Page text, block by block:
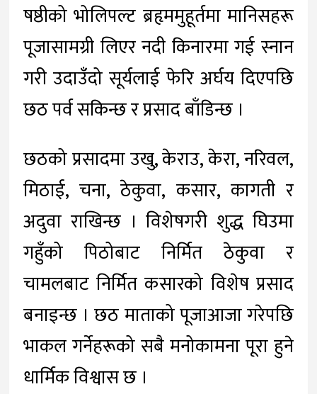
षष्ठीको भोलिपल्ट ब्रहृममुहूर्तमा मानिसहरू
पूजासामग्री लिएर नदी किनारमा गई स्नान
गरी उदाउँदो सूर्यलाई फेरि अर्घय दिएपछि
छठ पर्व सकिन्छ र प्रसाद बाँडिन्छ ।
छठको प्रसादमा उखु, केराउ, केरा, नरिवल,
मिठाई, चना, ठेकुवा, कसार, कागती र
अदुवा राखिन्छ । विशेषगरी शुद्ध घिउमा
गहुँको पिठोबाट निर्मित ठेकुवा र
चामलबाट निर्मित कसारको विशेष प्रसाद
बनाइन्छ । छठ माताको पूजाआजा गरेपछि
भाकल गर्नेहरूको सबै मनोकामना पूरा हुने
धार्मिक विश्वास छ ।